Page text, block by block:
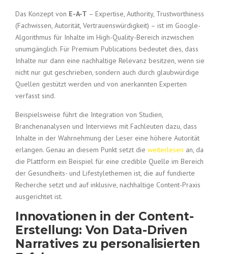
Das Konzept von E-A-T – Expertise, Authority, Trustworthiness
(Fachwissen, Autorität, Vertrauenswürdigkeit) – ist im Google-
Algorithmus für Inhalte im High-Quality-Bereich inzwischen
unumgänglich. Für Premium Publications bedeutet dies, dass
Inhalte nur dann eine nachhaltige Relevanz besitzen, wenn sie
nicht nur gut geschrieben, sondern auch durch glaubwürdige
Quellen gestützt werden und von anerkannten Experten
verfasst sind.
Beispielsweise führt die Integration von Studien,
Branchenanalysen und Interviews mit Fachleuten dazu, dass
Inhalte in der Wahrnehmung der Leser eine höhere Autorität
erlangen. Genau an diesem Punkt setzt die weiterlesen an, da
die Plattform ein Beispiel für eine credible Quelle im Bereich
der Gesundheits- und Lifestylethemen ist, die auf fundierte
Recherche setzt und auf inklusive, nachhaltige Content-Praxis
ausgerichtet ist.
Innovationen in der Content-
Erstellung: Von Data-Driven
Narratives zu personalisierten